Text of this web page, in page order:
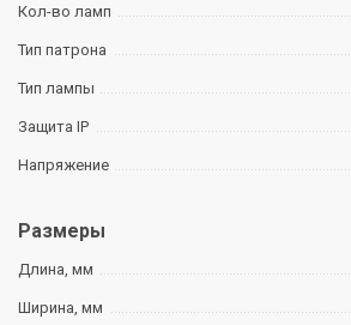
Кол-во ламп
Тип патрона
Тип лампы
Защита IP
Напряжение
Размеры
Длина, мм
Ширина, мм